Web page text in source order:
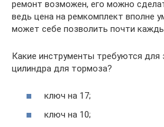
ремонт возможен, его можно
ведь цена на ремкомплект вполне
может себе позволить почти
Какие инструменты требуются для
цилиндра для тормоза?
ключ на 17;
ключ на 10;